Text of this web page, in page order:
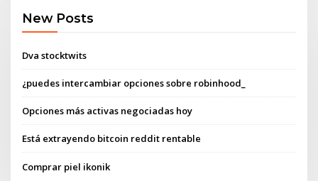
New Posts
Dva stocktwits
¿puedes intercambiar opciones sobre robinhood_
Opciones más activas negociadas hoy
Está extrayendo bitcoin reddit rentable
Comprar piel ikonik